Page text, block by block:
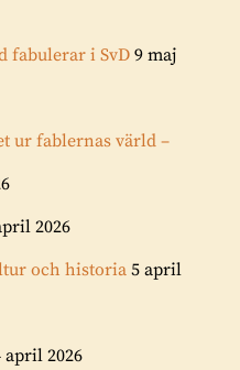
fabulerar i SvD 9 maj
ur fablernas värld –
2026
och historia 5 april
april 2026